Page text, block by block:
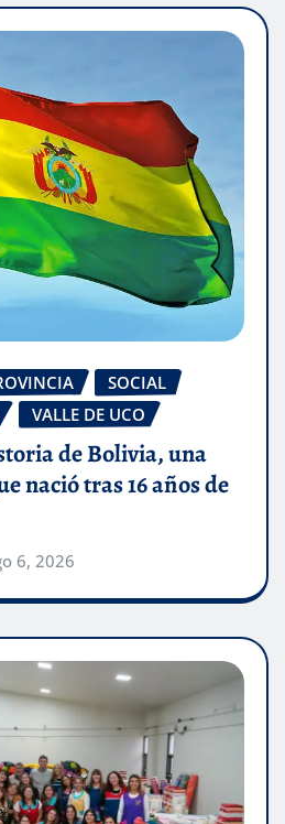
SOCIAL
VALLE DE UCO
de Bolivia, una
nació tras 16 años de
6, 2026